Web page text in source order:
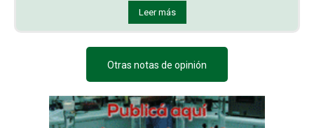
Leer más
Otras notas de opinión